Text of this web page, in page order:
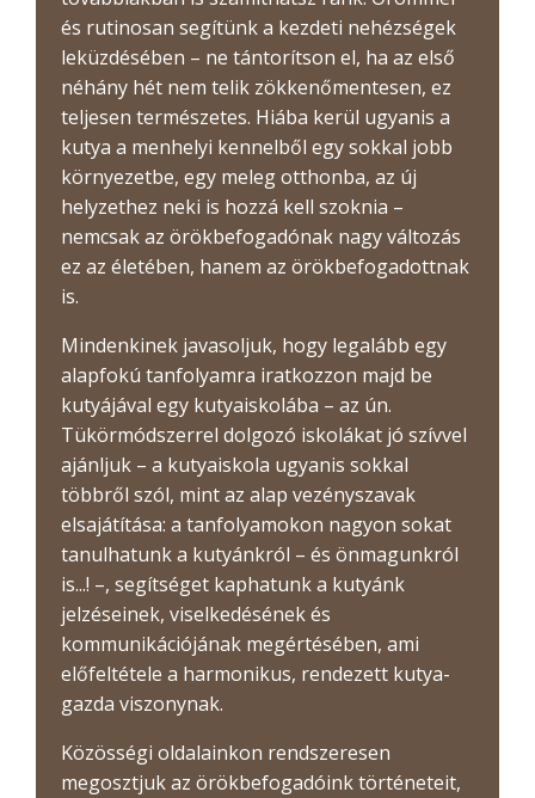
és rutinosan segítünk a kezdeti nehézségek
leküzdésében – ne tántorítson el, ha az első
néhány hét nem telik zökkenőmentesen, ez
teljesen természetes. Hiába kerül ugyanis a
kutya a menhelyi kennelből egy sokkal jobb
környezetbe, egy meleg otthonba, az új
helyzethez neki is hozzá kell szoknia –
nemcsak az örökbefogadónak nagy változás
ez az életében, hanem az örökbefogadottnak
is.
Mindenkinek javasoljuk, hogy legalább egy
alapfokú tanfolyamra iratkozzon majd be
kutyájával egy kutyaiskolába – az ún.
Tükörmódszerrel dolgozó iskolákat jó szívvel
ajánljuk – a kutyaiskola ugyanis sokkal
többről szól, mint az alap vezényszavak
elsajátítása: a tanfolyamokon nagyon sokat
tanulhatunk a kutyánkról – és önmagunkról
is...! –, segítséget kaphatunk a kutyánk
jelzéseinek, viselkedésének és
kommunikációjának megértésében, ami
előfeltétele a harmonikus, rendezett kutya-
gazda viszonynak.
Közösségi oldalainkon rendszeresen
megosztjuk az örökbefogadóink történeteit,